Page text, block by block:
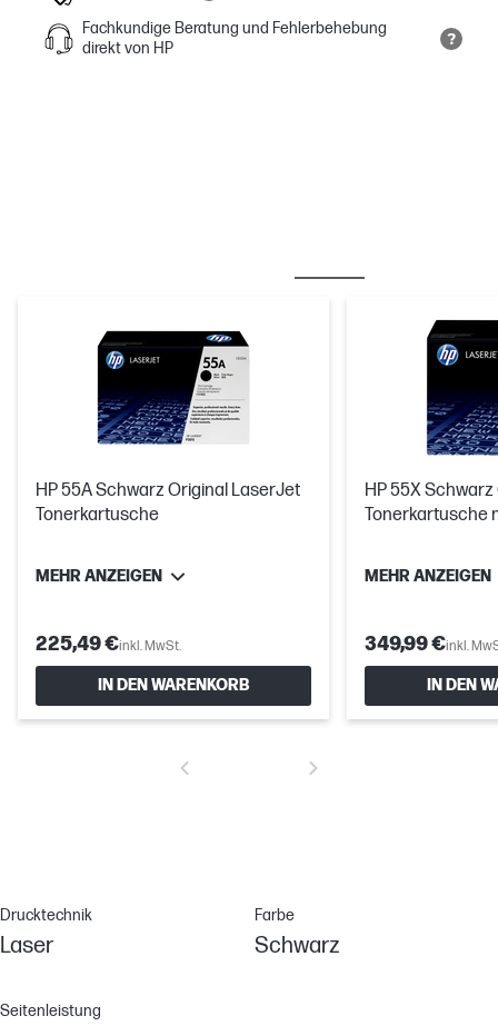
Fachkundige Beratung und Fehlerbehebung
direkt von HP
HP 55A Schwarz Original LaserJet
Tonerkartusche
MEHR ANZEIGEN
225,49 €inkl. MwSt.
IN DEN WARENKORB
HP 55X
Tonerkartusche
MEHR ANZEIGEN
349,99 €inkl.
IN DEN
Drucktechnik
Laser
Farbe
Schwarz
Seitenleistung